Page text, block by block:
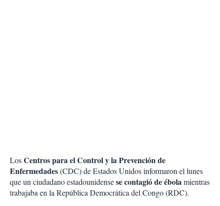
LosCentros para el Control y la Prevención de
Enfermedades(CDC) de Estados Unidos informaron el lunes
que un ciudadano estadounidensese contagió de ébolamientras
trabajaba en la República Democrática del Congo (RDC).